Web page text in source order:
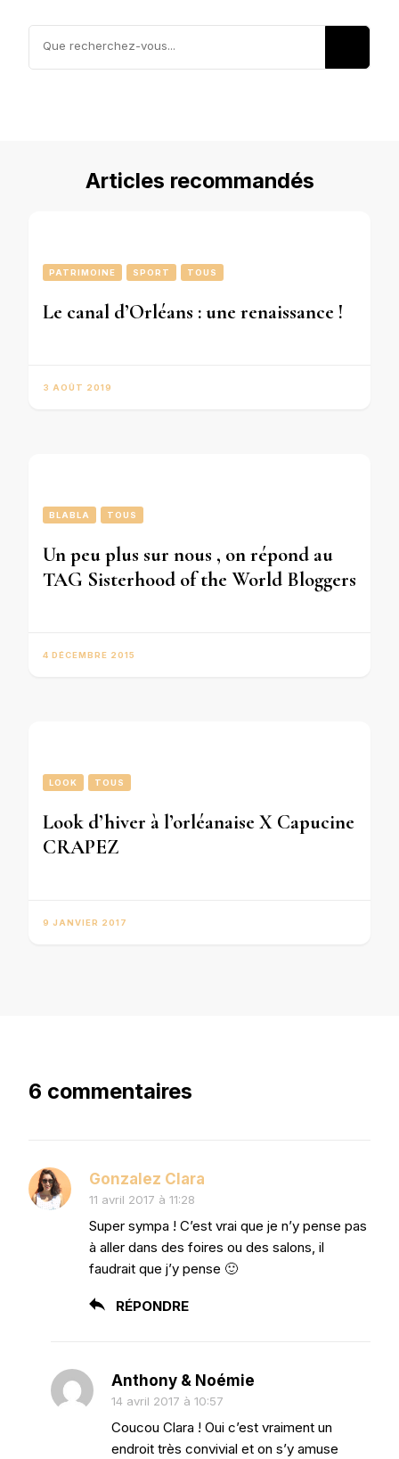
Articles recommandés
PATRIMOINE SPORT TOUS
Le canal d’Orléans : une renaissance !
3 AOÛT 2019
BLABLA TOUS
Un peu plus sur nous , on répond au
TAG Sisterhood of the World Bloggers
4 DÉCEMBRE 2015
LOOK TOUS
Look d’hiver à l’orléanaise X Capucine
CRAPEZ
9 JANVIER 2017
6 commentaires
Gonzalez Clara
11 avril 2017 à 11:28
Super sympa ! C’est vrai que je n’y pense pas
à aller dans des foires ou des salons, il
faudrait que j’y pense 🙂
RÉPONDRE
Anthony & Noémie
14 avril 2017 à 10:57
Coucou Clara ! Oui c’est vraiment un
endroit très convivial et on s’y amuse